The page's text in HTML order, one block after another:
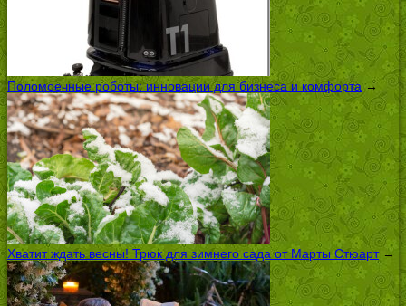
Поломоечные роботы: инновации для бизнеса и комфорта →
Хватит ждать весны! Трюк для зимнего сада от Марты Стюарт→